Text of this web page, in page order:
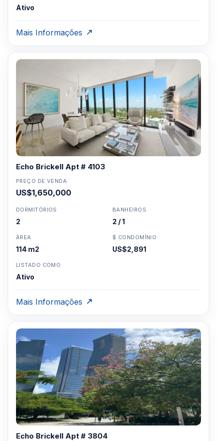
Ativo
Mais Informações
Echo Brickell Apt # 4103
PREÇO DE VENDA
US$1,650,000
DORMITÓRIOS
2
BANHEIROS
2 / 1
ÁREA
114 m2
$ CONDOMÍNIO
US$2,891
LISTADO COMO
Ativo
Mais Informações
Echo Brickell Apt # 3804